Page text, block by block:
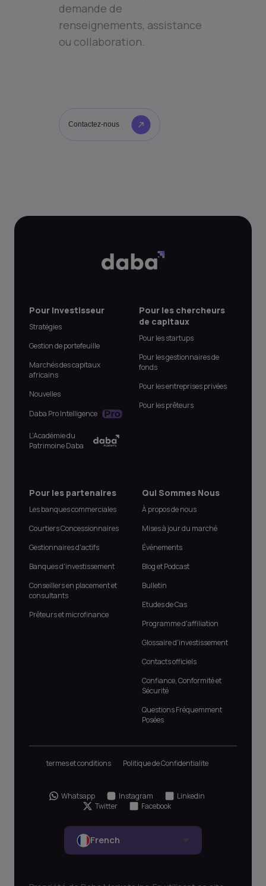
demande de
renseignements, assistance
ou collaboration.
Contactez-nous
Pour Investisseur
Stratégies
Gestion de portefeuille
Marchés des capitaux
africains
Nouvelles
Daba Pro Intelligence
L’Académie du
Patrimoine Daba
Pour les chercheurs
de capitaux
Pour les startups
Pour les gestionnaires de
fonds
Pour les entreprises privées
Pour les prêteurs
Pour les partenaires
Les banques commerciales
Courtiers Concessionnaires
Gestionnaires d'actifs
Banques d'investissement
Conseillers en placement et
consultants
Prêteurs et microfinance
Qui Sommes Nous
À propos de nous
Mises à jour du marché
Événements
Blog et Podcast
Bulletin
Etudes de Cas
Programme d'affiliation
Glossaire d'investissement
Contacts officiels
Confiance, Conformité et
Sécurité
Questions Fréquemment
Posées
termes et conditions Politique de Confidentialite
Whatsapp Instagram
Linkedin
Twitter
Facebook
French